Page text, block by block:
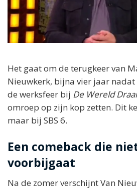
Het gaat om de terugkeer van
Nieuwkerk, bijna vier jaar
de werksfeer bij De Wereld
omroep op zijn kop zetten. Dit
maar bij SBS 6.
Een comeback die
voorbijgaat
Na de zomer verschijnt Van